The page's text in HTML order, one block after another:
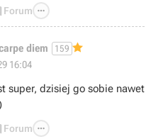
Forum 
diem 159
16:04
super, dzisiej go sobie nawet
Forum 